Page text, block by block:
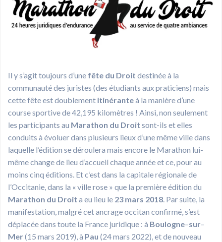
Il y s’agit toujours d’une fête du Droit destinée à la
communauté des juristes (des étudiants aux praticiens) mais
cette fête est doublement itinéranteà la manière d’une
course sportive de 42,195 kilomètres ! Ainsi, non seulement
les participants au Marathon du Droit sont-ils et elles
conduits à évoluer dans plusieurs lieux d’une même ville dans
laquelle l’édition se déroulera mais encore le Marathon lui-
même change de lieu d’accueil chaque année et ce, pour au
moins cinq éditions. Et c’est dans la capitale régionale de
l’Occitanie, dans la « ville rose » que la première édition du
Marathon du Droit a eu lieu le 23 mars 2018. Par suite, la
manifestation, malgré cet ancrage occitan confirmé, s’est
déplacée dans toute la France juridique : à Boulogne–sur–
Mer(15 mars 2019), à Pau (24 mars 2022), et de nouveau